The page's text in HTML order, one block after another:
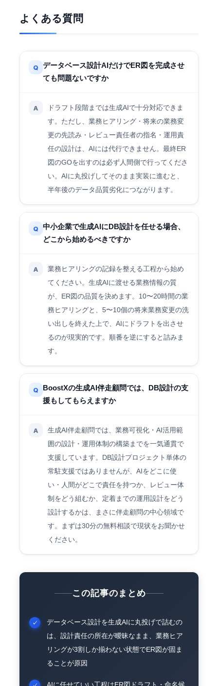
よくある質問
Q
データベース設計AIだけでER図を完成させ
ても問題ないですか
A
ドラフト段階までは生成AIで十分対応できま
す。ただし、業務ヒアリング・将来の業務変
更の先読み・レビュー責任者の指名・運用責
任の設計は、AIには代行できません。最終ER
図のGOを出すのは必ず人間側で行ってくださ
い。AIに丸投げしてそのまま実装に進むと、
半年後のデータ品質劣化につながります。
Q
中小企業で生成AIにDB設計を任せる場合、
どこから始めるべきですか
A
業務ヒアリングの記録を整える工程から始め
てください。生成AIに渡せる業務情報の質
が、ER図の品質を決めます。10〜20時間の業
務ヒアリングと、5〜10個の将来業務変更の洗
い出しを終えた上で、AIにドラフトを出させ
るのが現実的です。順番を逆にすると詰みま
す。
Q
BoostXの生成AI伴走顧問では、DB設計の支
援もしてもらえますか
A
生成AI伴走顧問では、業務可視化・AI活用範
囲の設計・運用体制の構築までを一気通貫で
支援しています。DB設計プロジェクト単体の
常駐支援ではありませんが、AIをどこに使
い・人間がどこで責任を持つか、レビュー体
制をどう組むか、定着までの運用設計をどう
設計するかは、まさに伴走顧問の中心領域で
す。まずは30分の無料相談で現状をお聞かせ
ください。
この記事のまとめ
データベース設計を生成AIに丸投げで詰むの
は、設計責任の所在が曖昧なまま、業務ヒア
リングが3割しか揃わない状態でER図が固ま
ることが原因